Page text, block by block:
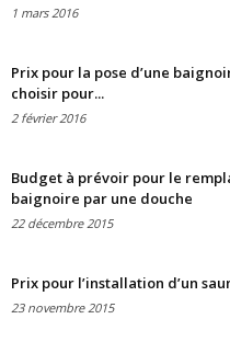
1 mars 2016
Prix pour la pose d’une
choisir pour...
2 février 2016
Budget à prévoir pour le
baignoire par une douche
22 décembre 2015
Prix pour l’installation d’un
23 novembre 2015